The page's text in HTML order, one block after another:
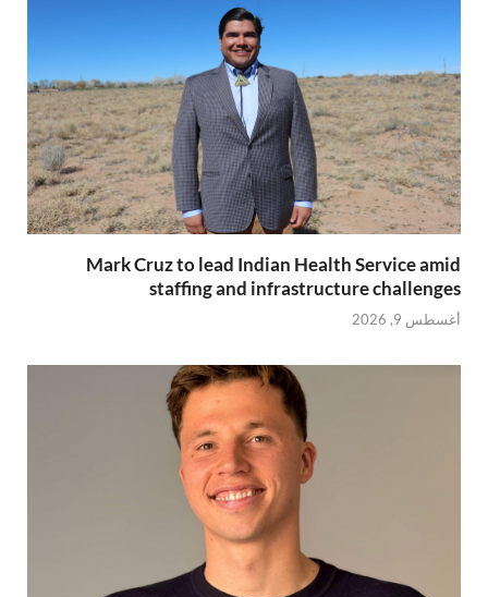
Mark Cruz to lead Indian Health Service amid
staffing and infrastructure challenges
أغسطس 9, 2026